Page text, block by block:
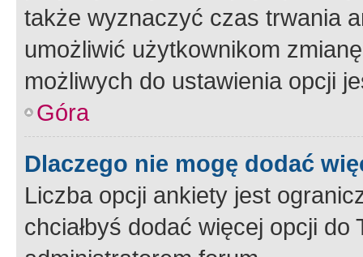
także wyznaczyć czas trwania
umożliwić użytkownikom
możliwych do ustawienia opcji
Góra
Dlaczego nie mogę dodać
Liczba opcji ankiety jest
chciałbyś dodać więcej opcji